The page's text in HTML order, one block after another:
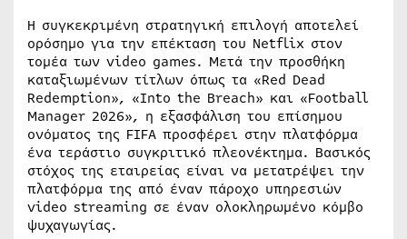
Η συγκεκριμένη στρατηγική επιλογή αποτελεί
ορόσημο για την επέκταση του Netflix στον
τομέα των video games. Μετά την προσθήκη
καταξιωμένων τίτλων όπως τα «Red Dead
Redemption», «Into the Breach» και «Football
Manager 2026», η εξασφάλιση του επίσημου
ονόματος της FIFA προσφέρει στην πλατφόρμα
ένα τεράστιο συγκριτικό πλεονέκτημα. Βασικός
στόχος της εταιρείας είναι να μετατρέψει την
πλατφόρμα της από έναν πάροχο υπηρεσιών
video streaming σε έναν ολοκληρωμένο κόμβο
ψυχαγωγίας.